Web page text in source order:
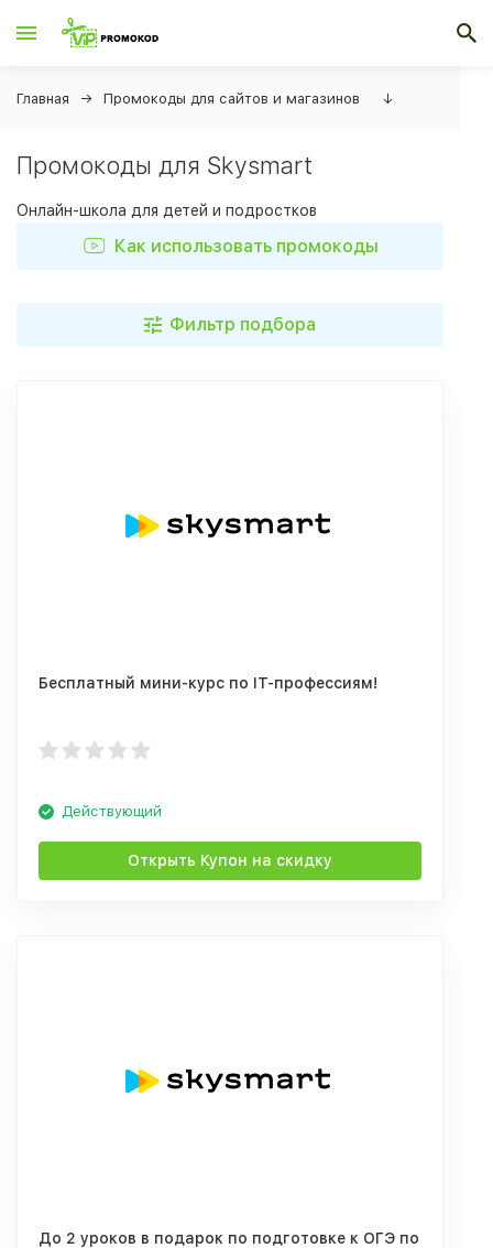
Главная Промокоды для сайтов и магазинов ↓
Промокоды для Skysmart
Онлайн-школа для детей и подростков
Как использовать промокоды
Фильтр подбора
Бесплатный мини-курс по IT-профессиям!
Действующий
Открыть Купон на скидку
До 2 уроков в подарок по подготовке к ОГЭ по